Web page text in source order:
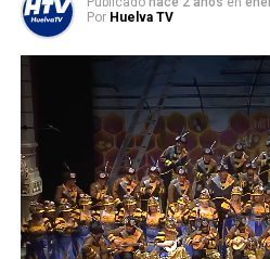
Por Huelva TV